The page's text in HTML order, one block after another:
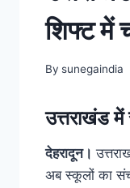
शिफ्ट में
By sunegaindia
उत्तराखंड
देहरादून।
अब स्कूलों का